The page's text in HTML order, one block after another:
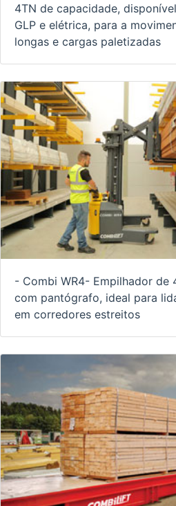
4TN de capacidade,
GLP e elétrica, para a
longas e cargas paletizadas
- Combi WR4- Empilhador de
com pantógrafo, ideal para
em corredores estreitos